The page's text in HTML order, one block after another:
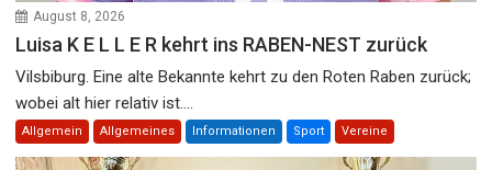
August 8, 2026
Luisa K E L L E R kehrt ins RABEN-NEST zurück
Vilsbiburg. Eine alte Bekannte kehrt zu den Roten Raben zurück;
wobei alt hier relativ ist....
Allgemein Allgemeines Informationen Sport Vereine